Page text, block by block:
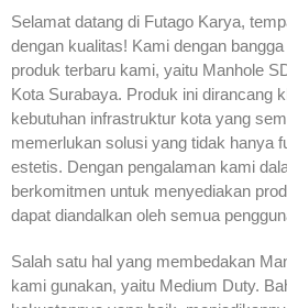
Selamat datang di Futago Karya,
dengan kualitas! Kami dengan
produk terbaru kami, yaitu Manhole
Kota Surabaya. Produk ini dirancang
kebutuhan infrastruktur kota yang
memerlukan solusi yang tidak hanya
estetis. Dengan pengalaman kami
berkomitmen untuk menyediakan
dapat diandalkan oleh semua
Salah satu hal yang membedakan
kami gunakan, yaitu Medium Duty.